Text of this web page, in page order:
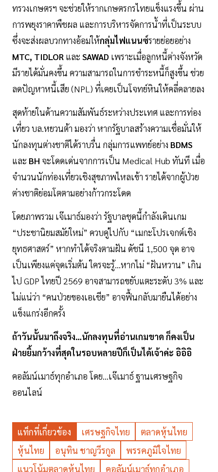
ทรวงเกษตรฯ จะช่วยให้รากเกษตรกรไทยแข็งแรงขึ้น ผ่าน
การพยุงราคาพืชผล และการบริหารจัดการน้ำที่เป็นระบบ
ซึ่งจะส่งผลบวกทางอ้อมให้กลุ่มไฟแนนซ์รายย่อยอย่าง
MTC, TIDLOR และ SAWAD เพราะเมื่อลูกหนี้ต่างจังหวัด
มีรายได้มั่นคงขึ้น ความสามารถในการชำระหนี้ก็สูงขึ้น ช่วย
ลดปัญหาหนี้เสีย (NPL) ที่เคยเป็นโจทย์หินให้คลี่คลายลง
สุดท้ายในด้านความสัมพันธ์ระหว่างประเทศ และการท่อง
เที่ยว บล.หยวนต้า มองว่า หากรัฐบาลสร้างความเชื่อมั่นให้
นักลงทุนต่างชาติได้ราบรื่น กลุ่มการแพทย์อย่าง BDMS
และ BH จะโดดเด่นจากการเป็น Medical Hub ทันที เมื่อ
จำนวนนักท่องเที่ยวเชิงสุขภาพไหลเข้า รายได้จากผู้ป่วย
ต่างชาติย่อมโตตามอย่างก้าวกระโดด
โดยภาพรวม เจ๊เมาธ์มองว่า รัฐบาลชุดนี้กำลังเดินเกม
“ประชานิยมสมัยใหม่” ควบคู่ไปกับ “เมกะโปรเจกต์เชิง
ยุทธศาสตร์” หากทำได้จริงตามฝัน ดัชนี 1,500 จุด อาจ
เป็นเพียงแค่จุดเริ่มต้น ใครจะรู้...หากไม่ “ฝันหวาน” เกิน
ไป GDP ไทยปี 2569 อาจสามารถขยับแตะระดับ 3% และ
ไม่แน่ว่า “คนป่วยของเอเชีย” อาจฟื้นกลับมายืนได้อย่าง
แข็งแกร่งอีกครั้ง
ถ้าวันนั้นมาถึงจริง…นักลงทุนที่อ่านเกมขาด ก็คงเป็น
ฝ่ายยิ้มกว้างที่สุดในรอบหลายปีก็เป็นได้เจ้าค่ะ อิอิอิ
คอลัมน์เมาธ์ทุกอำเภอ โดย...เจ๊เมาธ์ ฐานเศรษฐกิจ
ออนไลน์
แท็กที่เกี่ยวข้อง เศรษฐกิจไทย
ตลาดหุ้นไทย
หุ้นไทย
อนุทิน ชาญวีรกูล
พรรคภูมิใจไทย
แนวโน้มตลาดหุ้นไทย
คอลัมน์เมาธ์ทุกอำเภอ